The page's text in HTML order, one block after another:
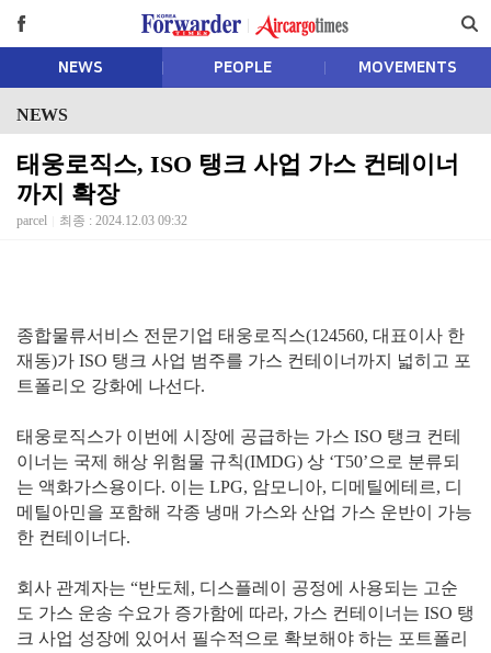
NEWS PEOPLE MOVEMENTS
NEWS
태웅로직스, ISO 탱크 사업 가스 컨테이너
까지 확장
parcel 최종 : 2024.12.03 09:32
종합물류서비스 전문기업 태웅로직스(124560, 대표이사 한
재동)가 ISO 탱크 사업 범주를 가스 컨테이너까지 넓히고 포
트폴리오 강화에 나선다.
태웅로직스가 이번에 시장에 공급하는 가스 ISO 탱크 컨테
이너는 국제 해상 위험물 규칙(IMDG) 상 ‘T50’으로 분류되
는 액화가스용이다. 이는 LPG, 암모니아, 디메틸에테르, 디
메틸아민을 포함해 각종 냉매 가스와 산업 가스 운반이 가능
한 컨테이너다.
회사 관계자는 “반도체, 디스플레이 공정에 사용되는 고순
도 가스 운송 수요가 증가함에 따라, 가스 컨테이너는 ISO 탱
크 사업 성장에 있어서 필수적으로 확보해야 하는 포트폴리